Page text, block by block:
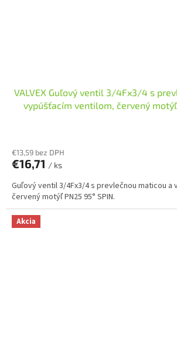
VALVEX Guľový ventil 3/4Fx3/4 s
vypúšťacím ventilom, červený motýľ
€13,59 bez DPH
€16,71 / ks
Guľový ventil 3/4Fx3/4 s prevlečnou maticou
červený motýľ PN25 95° SPIN.
Akcia